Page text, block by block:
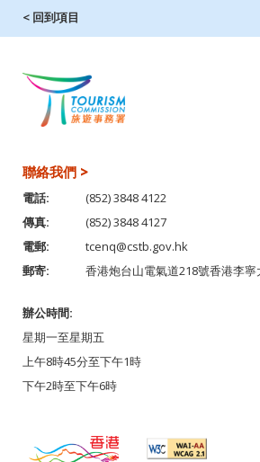
< 回到項目
聯絡我們 >
電話:
(852) 3848 4122
傳真:
(852) 3848 4127
電郵:
tcenq@cstb.gov.hk
郵寄:
香港炮台山電氣道218號香港李寧
辦公時間:
星期一至星期五
上午8時45分至下午1時
下午2時至下午6時